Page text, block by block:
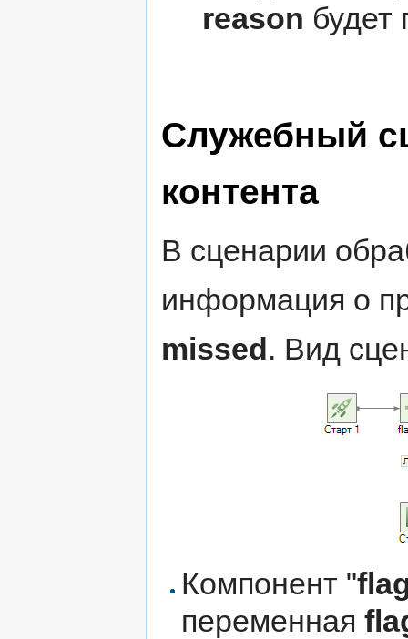
reason будет
Служебный
контента
В сценарии
информация о
missed . Вид
Компонент "
переменная